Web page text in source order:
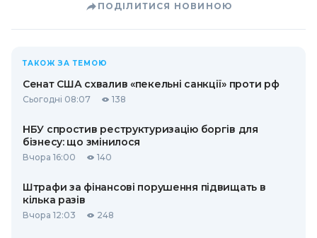
ПОДІЛИТИСЯ НОВИНОЮ
ТАКОЖ ЗА ТЕМОЮ
Сенат США схвалив «пекельні санкції» проти рф
Сьогодні 08:07 138
НБУ спростив реструктуризацію боргів для
бізнесу: що змінилося
Вчора 16:00 140
Штрафи за фінансові порушення підвищать в
кілька разів
Вчора 12:03 248